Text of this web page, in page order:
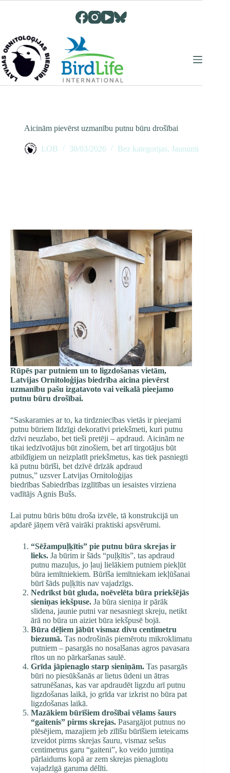
Aicinām pievērst uzmanību putnu būru drošībai
LOB 30/03/2026 Bez kategorijas,Jaunumi
Rūpēs par putniem un to ligzdošanas vietām,
Latvijas Ornitoloģijas biedrība aicina pievērst
uzmanību pašu izgatavoto vai veikalā pieejamo
putnu būru drošībai.
“Saskaramies ar to, ka tirdzniecības vietās ir pieejami
putnu būriem līdzīgi dekoratīvi priekšmeti, kuri putnu
dzīvi neuzlabo, bet tieši pretēji – apdraud. Aicinām ne
tikai iedzīvotājus būt zinošiem, bet arī tirgotājus būt
atbildīgiem un neizplatīt priekšmetus, kas tiek pasniegti
kā putnu būrīši, bet dzīvē drīzāk apdraud
putnus,” uzsver Latvijas Ornitoloģijas
biedrības Sabiedrības izglītības un iesaistes virziena
vadītājs Agnis Bušs.
Lai putnu būris būtu droša izvēle, tā konstrukcijā un
apdarē jāņem vērā vairāki praktiski apsvērumi.
“Sēžampuļķītis” pie putnu būra skrejas ir
lieks. Ja būrim ir šāds “puļķītis”, tas apdraud
putnu mazuļus, jo ļauj lielākiem putniem piekļūt
būra iemītniekiem. Būrīša iemītniekam iekļūšanai
būrī šāds puļķītis nav vajadzīgs.
Nedrīkst būt gluda, noēvelēta būra priekšējās
sieniņas iekšpuse. Ja būra sieniņa ir pārāk
slidena, jaunie putni var nesasniegt skreju, netikt
ārā no būra un aiziet būra iekšpusē bojā.
Būra dēļiem jābūt vismaz divu centimetru
biezumā. Tas nodrošinās piemērotu mikroklimatu
putniem – pasargās no nosalšanas agros pavasara
rītos un no pārkaršanas saulē.
Grīda jāpienaglo starp sieniņām. Tas pasargās
būri no piesūkšanās ar lietus ūdeni un ātras
satrunēšanas, kas var apdraudēt ligzdu arī putnu
ligzdošanas laikā, jo grīda var izkrist no būra pat
ligzdošanas laikā.
Mazākiem būrīšiem drošībai vēlams šaurs
“gaitenis” pirms skrejas. Pasargājot putnus no
plēsējiem, mazajiem jeb zīlīšu būrīšiem ieteicams
izveidot pirms skrejas šauru, vismaz sešus
centimetrus garu “gaiteni”, ko veido jumtiņa
pārlaidums kopā ar zem skrejas pienaglotu
vajadzīgā garuma dēlīti.